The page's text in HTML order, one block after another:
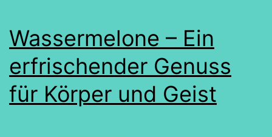
Wassermelone – Ein
erfrischender Genuss
für Körper und Geist